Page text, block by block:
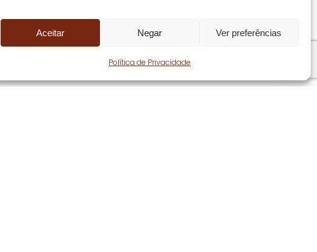
Aceitar Negar Ver preferências
Política de Privacidade